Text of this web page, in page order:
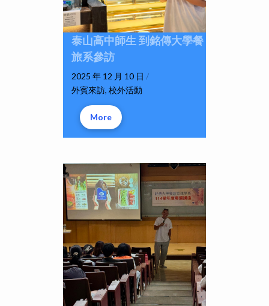
泰山高中師生 到銘傳大學餐
旅系參訪
2025 年 12 月 10 日 /
外賓來訪, 校外活動
More